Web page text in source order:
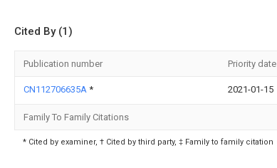
Cited By (1)
Publication number Priority date
CN112706635A * 2021-01-15
Family To Family Citations
* Cited by examiner, † Cited by third party, ‡ Family to family citation